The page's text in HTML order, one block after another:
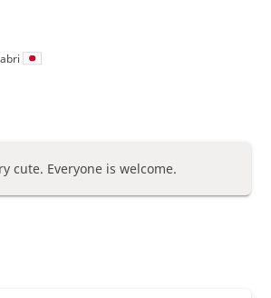
cute. Everyone is welcome.